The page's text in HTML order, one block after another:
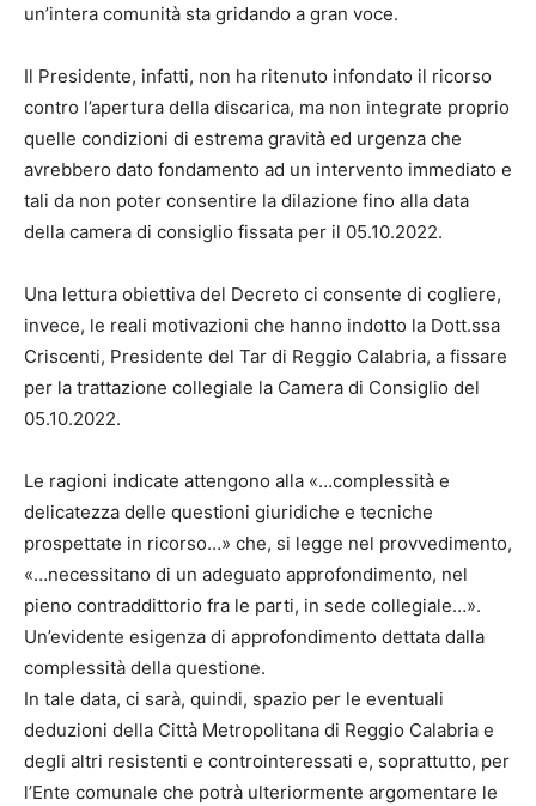
un’intera comunità sta gridando a gran voce.
Il Presidente, infatti, non ha ritenuto infondato il ricorso
contro l’apertura della discarica, ma non integrate proprio
quelle condizioni di estrema gravità ed urgenza che
avrebbero dato fondamento ad un intervento immediato e
tali da non poter consentire la dilazione fino alla data
della camera di consiglio fissata per il 05.10.2022.
Una lettura obiettiva del Decreto ci consente di cogliere,
invece, le reali motivazioni che hanno indotto la Dott.ssa
Criscenti, Presidente del Tar di Reggio Calabria, a fissare
per la trattazione collegiale la Camera di Consiglio del
05.10.2022.
Le ragioni indicate attengono alla «…complessità e
delicatezza delle questioni giuridiche e tecniche
prospettate in ricorso…» che, si legge nel provvedimento,
«…necessitano di un adeguato approfondimento, nel
pieno contraddittorio fra le parti, in sede collegiale…».
Un’evidente esigenza di approfondimento dettata dalla
complessità della questione.
In tale data, ci sarà, quindi, spazio per le eventuali
deduzioni della Città Metropolitana di Reggio Calabria e
degli altri resistenti e controinteressati e, soprattutto, per
l’Ente comunale che potrà ulteriormente argomentare le